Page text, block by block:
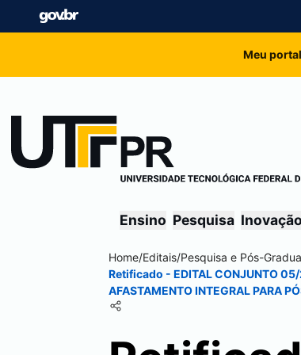
Meu
Ensino Pesquisa Inovação
Home/Editais/Pesquisa e Pós-
Retificado - EDITAL CONJUNTO 05/
AFASTAMENTO INTEGRAL PARA